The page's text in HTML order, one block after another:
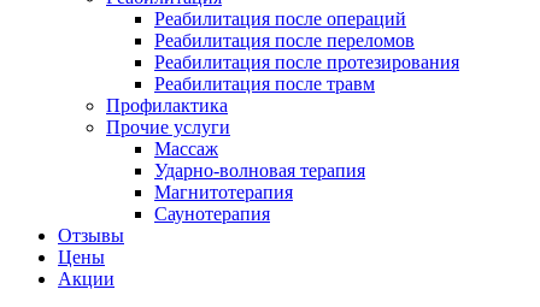
Реабилитация после операций
Реабилитация после переломов
Реабилитация после протезирования
Реабилитация после травм
Профилактика
Прочие услуги
Массаж
Ударно-волновая терапия
Магнитотерапия
Саунотерапия
Отзывы
Цены
Акции